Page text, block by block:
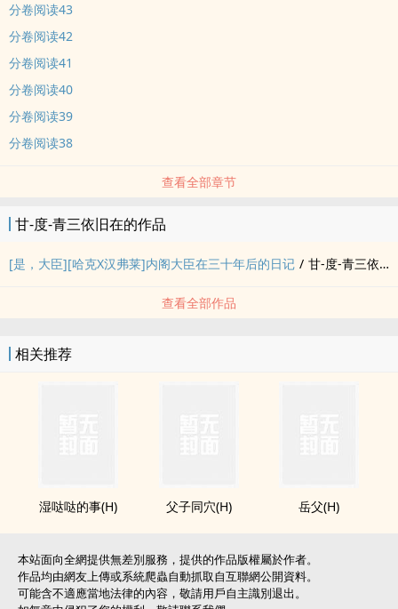
分卷阅读43
分卷阅读42
分卷阅读41
分卷阅读40
分卷阅读39
分卷阅读38
查看全部章节
甘-度-青三依旧在的作品
[是，大臣][哈克X汉弗莱]内阁大臣在三十年后的日记 / 甘-度-青三依旧在
查看全部作品
相关推荐
湿哒哒的事(H) 父子同穴(H) 岳父(H)
本站面向全網提供無差別服務，提供的作品版權屬於作者。
作品均由網友上傳或系統爬蟲自動抓取自互聯網公開資料。
可能含不適應當地法律的內容，敬請用戶自主識別退出。